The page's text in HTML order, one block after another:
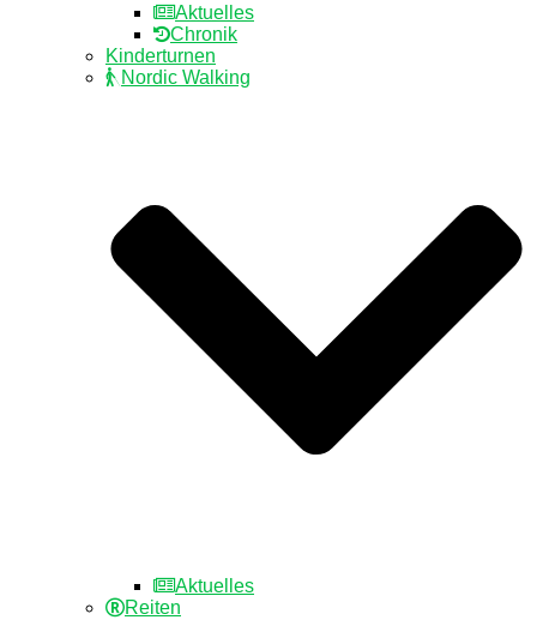
Aktuelles
Chronik
Kinderturnen
Nordic Walking
Aktuelles
Reiten